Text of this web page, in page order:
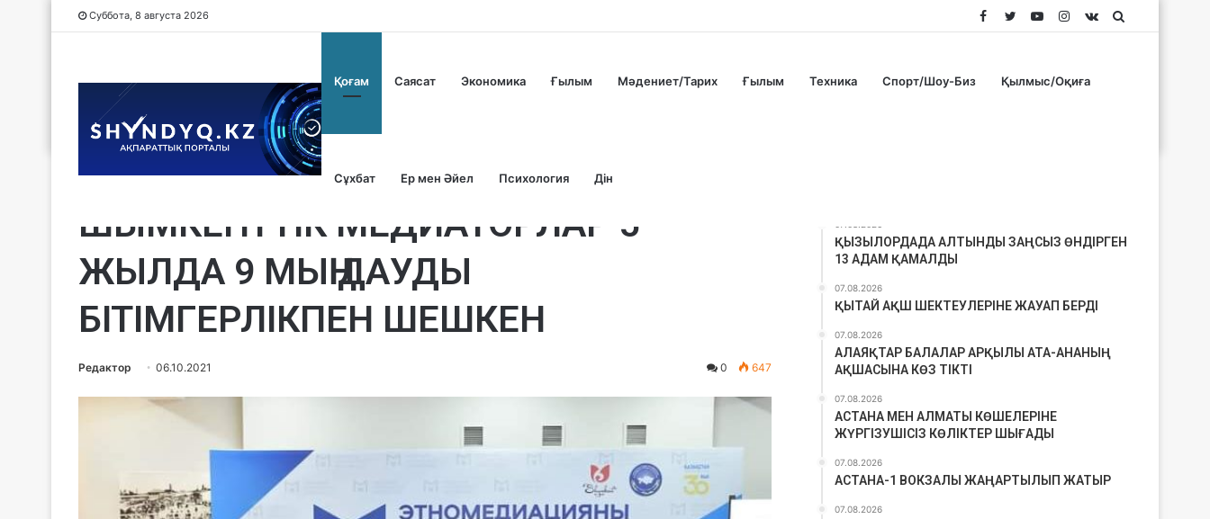
Суббота, 8 августа 2026 vk.com
Instagram
YouTube
Twitter
Facebook
Қоғам Саясат Экономика Ғылым Мәдениет/Тарих Ғылым Техника Спорт/Шоу-Биз Қылмыс/Оқиға
Сұхбат Ер мен Әйел Психология Дін
ШЫМКЕНТТІК МЕДИАТОРЛАР 5
ЖЫЛДА 9 МЫҢ ДАУДЫ
БІТІМГЕРЛІКПЕН ШЕШКЕН
Редактор 06.10.2021 0 647
ҚЫЗЫЛОРДАДА АЛТЫНДЫ ЗАҢСЫЗ ӨНДІРГЕН
13 АДАМ ҚАМАЛДЫ
07.08.2026
ҚЫТАЙ АҚШ ШЕКТЕУЛЕРІНЕ ЖАУАП БЕРДІ
07.08.2026
АЛАЯҚТАР БАЛАЛАР АРҚЫЛЫ АТА-АНАНЫҢ
АҚШАСЫНА КӨЗ ТІКТІ
07.08.2026
АСТАНА МЕН АЛМАТЫ КӨШЕЛЕРІНЕ
ЖҮРГІЗУШІСІЗ КӨЛІКТЕР ШЫҒАДЫ
07.08.2026
АСТАНА-1 ВОКЗАЛЫ ЖАҢАРТЫЛЫП ЖАТЫР
07.08.2026